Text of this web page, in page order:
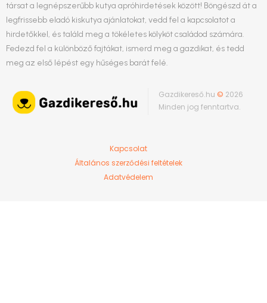
társat a legnépszerűbb kutya apróhirdetések között! Böngészd át a
legfrissebb eladó kiskutya ajánlatokat, vedd fel a kapcsolatot a
hirdetőkkel, és találd meg a tökéletes kölyköt családod számára.
Fedezd fel a különböző fajtákat, ismerd meg a gazdikat, és tedd
meg az első lépést egy hűséges barát felé.
Gazdikereső.hu © 2026
Minden jog fenntartva.
Kapcsolat
Általános szerződési feltételek
Adatvédelem